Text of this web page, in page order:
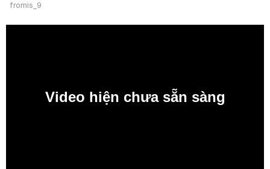
fromis_9
Video hiện chưa sẵn sàng